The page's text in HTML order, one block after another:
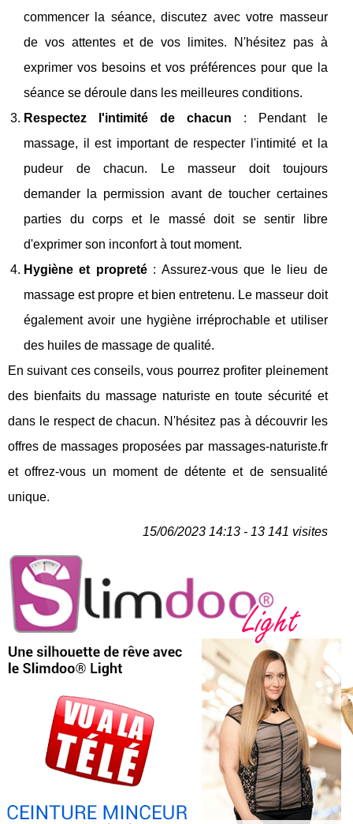
commencer la séance, discutez avec votre masseur
de vos attentes et de vos limites. N'hésitez pas à
exprimer vos besoins et vos préférences pour que la
séance se déroule dans les meilleures conditions.
Respectez l'intimité de chacun : Pendant le
massage, il est important de respecter l'intimité et la
pudeur de chacun. Le masseur doit toujours
demander la permission avant de toucher certaines
parties du corps et le massé doit se sentir libre
d'exprimer son inconfort à tout moment.
Hygiène et propreté: Assurez-vous que le lieu de
massage est propre et bien entretenu. Le masseur doit
également avoir une hygiène irréprochable et utiliser
des huiles de massage de qualité.
En suivant ces conseils, vous pourrez profiter pleinement
des bienfaits du massage naturiste en toute sécurité et
dans le respect de chacun. N'hésitez pas à découvrir les
offres de massages proposées par massages-naturiste.fr
et offrez-vous un moment de détente et de sensualité
unique.
15/06/2023 14:13 - 13 141 visites